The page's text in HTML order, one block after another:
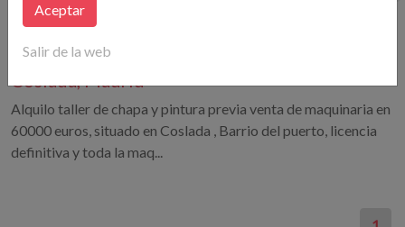
200 m² (8,00€/m²)
Naves en Avenida de la Constitución, 24
Coslada, Madrid
Alquilo taller de chapa y pintura previa venta de maquinaria en
60000 euros, situado en Coslada , Barrio del puerto, licencia
definitiva y toda la maq...
Aceptar
Salir de la web